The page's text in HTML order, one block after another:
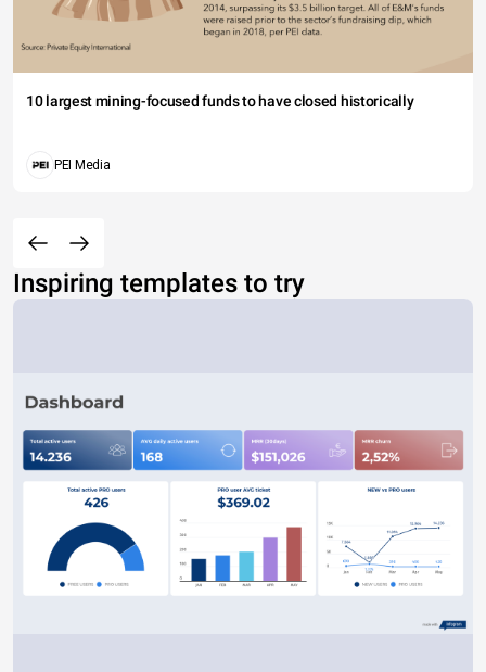
10 largest mining-focused funds to have closed historically
PEI Media
Inspiring templates to try